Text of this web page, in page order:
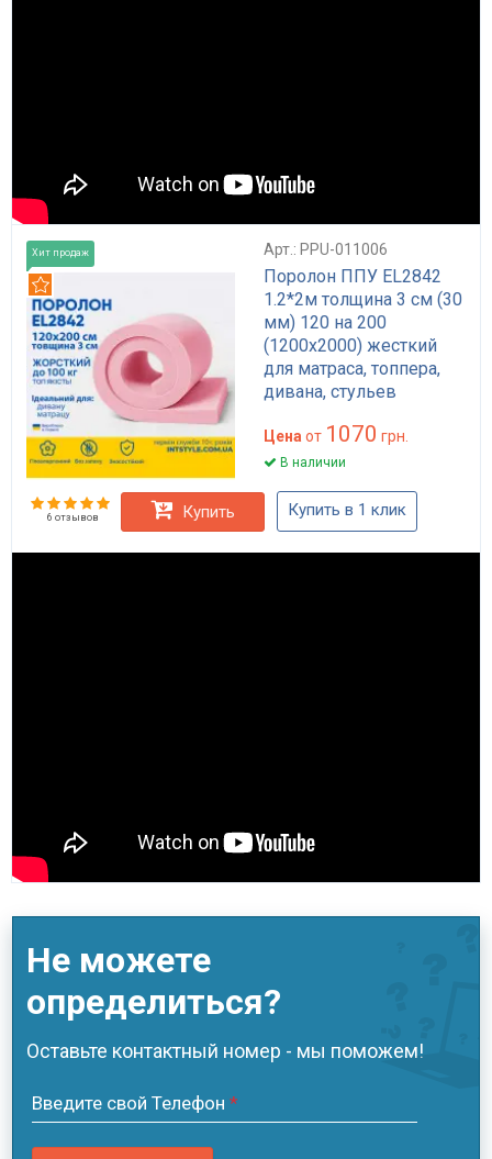
Хит продаж Арт.: PPU-011006
Поролон ППУ EL2842
1.2*2м толщина 3 см (30
мм) 120 на 200
(1200х2000) жесткий
для матраса, топпера,
дивана, стульев
Цена от 1070 грн.
В наличии
6 отзывов Купить Купить в 1 клик
Не можете
определиться?
Оставьте контактный номер - мы поможем!
Введите свой Телефон *